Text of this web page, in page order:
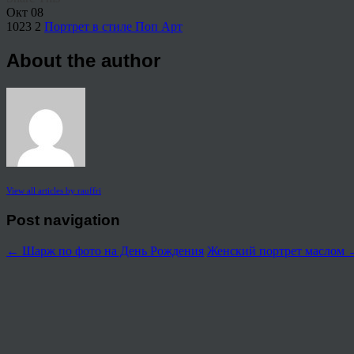
Окт 08
1023 2 Портрет в стиле Поп Арт
About the author
View all articles by rauffri
Post navigation
← Шарж по фото на День Рождения Женский портрет маслом